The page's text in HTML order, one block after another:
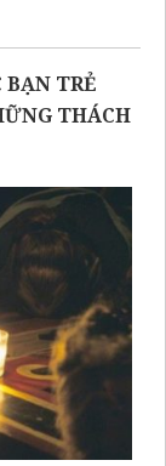
TRẺ
THÁCH